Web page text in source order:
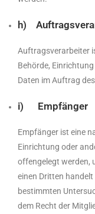
h)
Auftragsverarbeiter
Behörde,
Daten im Auftrag
i) Empfänger
Empfänger ist eine
Einrichtung oder
offengelegt werden,
einen Dritten
bestimmten
dem Recht der